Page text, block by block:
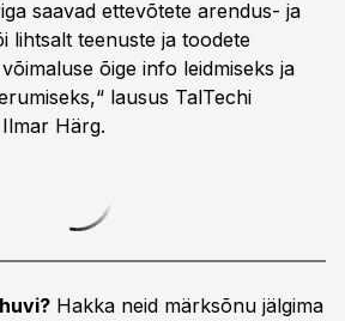
saavad ettevõtete arendus- ja
lihtsalt teenuste ja toodete
õige info leidmiseks ja
lausus TalTechi
Härg.
Hakka neid märksõnu jälgima